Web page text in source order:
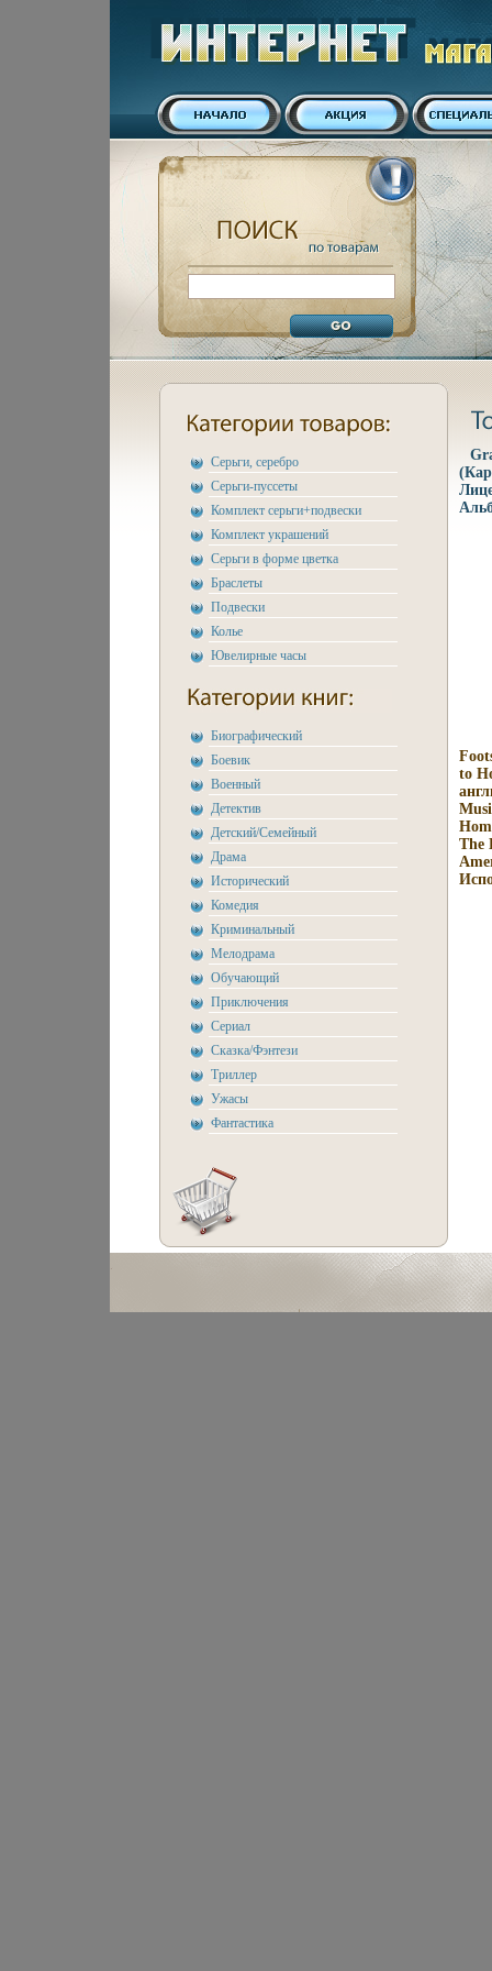
Серьги, серебро
Серьги-пуссеты
Комплект серьги+подвески
Комплект украшений
Серьги в форме цветка
Браслеты
Подвески
Колье
Ювелирные часы
Биографический
Боевик
Военный
Детектив
Детский/Семейный
Драма
Исторический
Комедия
Криминальный
Мелодрама
Обучающий
Приключения
Сериал
Сказка/Фэнтези
Триллер
Ужасы
Фантастика
to
The